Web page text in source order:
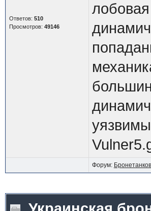
Ответов: 510
Просмотров: 49146
Форум: